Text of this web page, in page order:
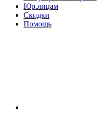
Юр.лицам
Скидки
Помощь